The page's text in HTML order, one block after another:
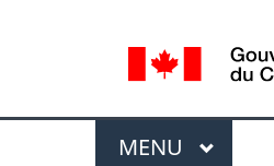
de
langue
Language
Menu
MENU